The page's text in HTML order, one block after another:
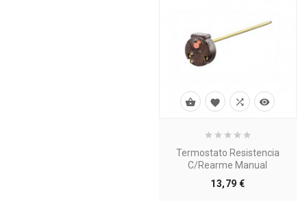
Termostato Resistencia
C/rearme Manual
13,79 €Precio
   